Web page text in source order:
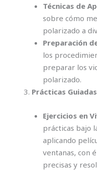
Técnicas de
sobre cómo
polarizado a
Preparación
los
preparar los
polarizado.
Prácticas
Ejercicios en
prácticas bajo
aplicando
ventanas, con
precisas y